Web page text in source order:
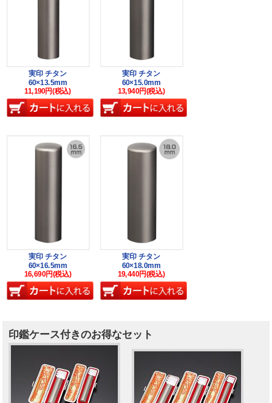
実印 チタン
60×13.5mm
11,190円(税込)
実印 チタン
60×15.0mm
13,940円(税込)
実印 チタン
60×16.5mm
16,690円(税込)
実印 チタン
60×18.0mm
19,440円(税込)
印鑑ケース付きのお得なセット